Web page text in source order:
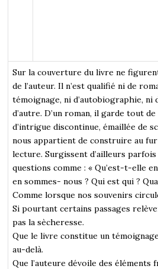
Sur la couverture du livre ne
de l’auteur. Il n’est qualifié ni de
témoignage, ni d’autobiographie, ni
d’autre. D’un roman, il garde tout
d’intrigue discontinue, émaillée de
nous appartient de construire au
lecture. Surgissent d’ailleurs
questions comme : « Qu’est-t-elle
en sommes- nous ? Qui est qui ?
Comme lorsque nos souvenirs
Si pourtant certains passages
pas la sècheresse.
Que le livre constitue un
au-delà.
Que l’auteure dévoile des éléments